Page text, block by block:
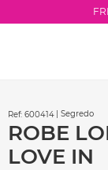
: 600414 | Segredo
ROBE
LOVE IN